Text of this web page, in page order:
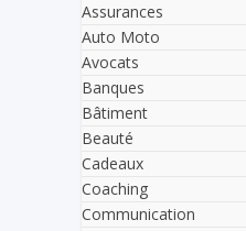
Assurances
Auto Moto
Avocats
Banques
Bâtiment
Beauté
Cadeaux
Coaching
Communication